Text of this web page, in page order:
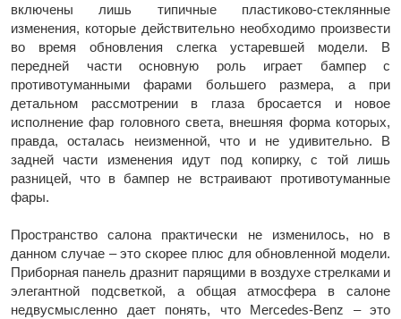
включены лишь типичные пластиково-стеклянные
изменения, которые действительно необходимо произвести
во время обновления слегка устаревшей модели. В
передней части основную роль играет бампер с
противотуманными фарами большего размера, а при
детальном рассмотрении в глаза бросается и новое
исполнение фар головного света, внешняя форма которых,
правда, осталась неизменной, что и не удивительно. В
задней части изменения идут под копирку, с той лишь
разницей, что в бампер не встраивают противотуманные
фары.
Пространство салона практически не изменилось, но в
данном случае – это скорее плюс для обновленной модели.
Приборная панель дразнит парящими в воздухе стрелками и
элегантной подсветкой, а общая атмосфера в салоне
недвусмысленно дает понять, что Mercedes-Benz – это